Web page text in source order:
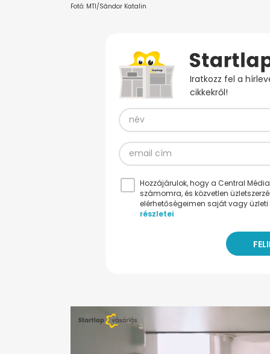
Fotó: MTI/Sándor Katalin
Iratkozz fel a
cikkekről!
Hozzájárulok, hogy a Central
számomra, és közvetlen
elérhetőségeimen saját vagy
részletei